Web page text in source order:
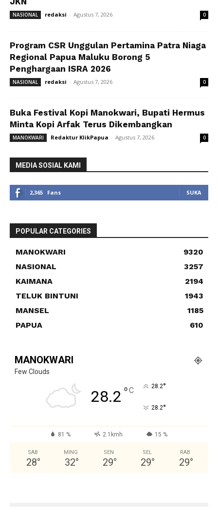
NASIONAL redaksi - Agustus 7, 2026 0
Program CSR Unggulan Pertamina Patra Niaga
Regional Papua Maluku Borong 5
Penghargaan ISRA 2026
NASIONAL redaksi - Agustus 7, 2026 0
Buka Festival Kopi Manokwari, Bupati Hermus
Minta Kopi Arfak Terus Dikembangkan
MANOKWARI Redaktur KlikPapua - Agustus 7, 2026 0
MEDIA SOSIAL KAMI
2,365 Fans SUKA
POPULAR CATEGORIES
MANOKWARI
9320
NASIONAL
3257
KAIMANA
2194
TELUK BINTUNI
1943
MANSEL
1185
PAPUA
610
MANOKWARI
Few Clouds
28.2 °C 28.2°
28.2°
81 % 2.1kmh 15 %
SAB
28°
MING
32°
SEN
29°
SEL
29°
RAB
29°